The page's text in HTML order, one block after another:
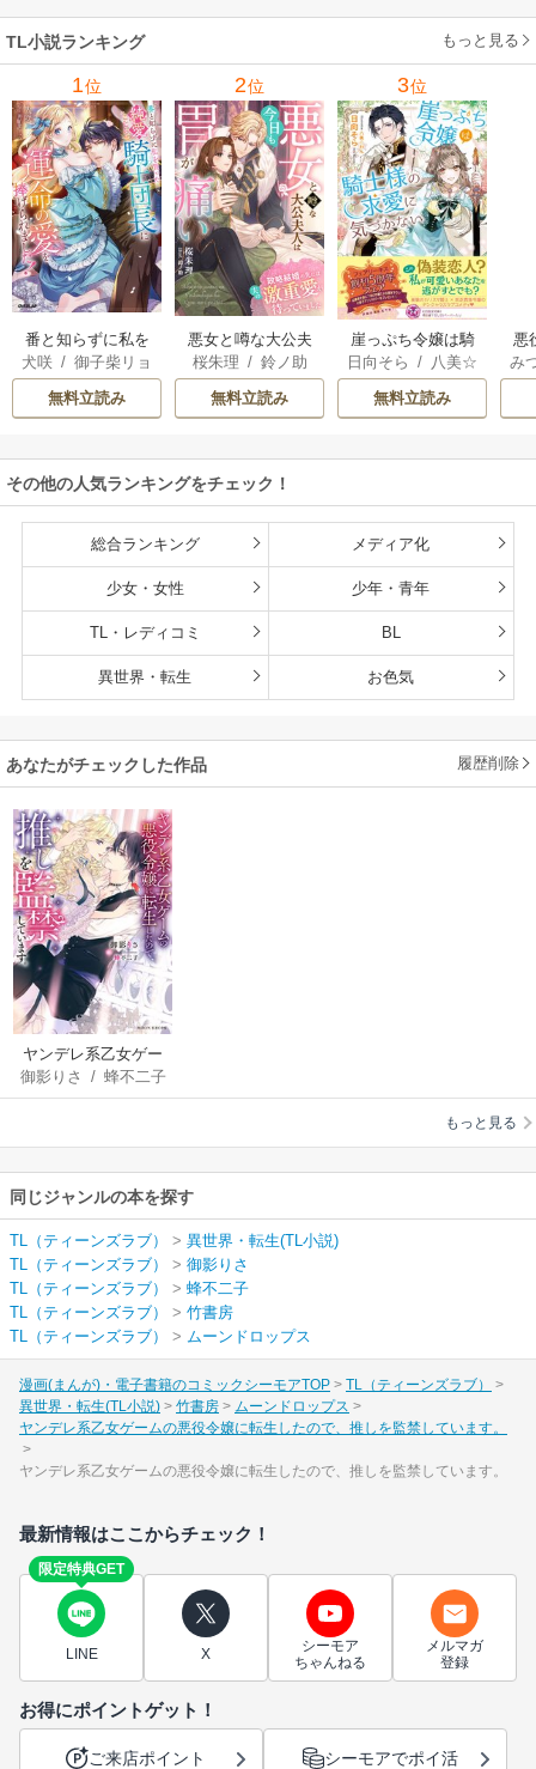
巻
TL小説ランキング もっと見る
1位
番と知らずに私を
買った純愛こじら
せ騎士団長に運命
の愛を捧げられま
犬咲 /御子柴リョ
ウ
無料立読み
2位
悪女と噂な大公夫
人は今日も胃が痛
い～政略結婚の先
には夫の激重愛が
桜朱理 / 鈴ノ助
無料立読み
3位
崖っぷち令嬢は騎
士様の求愛に気づ
かない【初回限定S
S付】【イラスト
日向そら / 八美☆
わん
無料立読み
悪
の
み
その他の人気ランキングをチェック！
総合ランキング メディア化
少女・女性 少年・青年
TL・レディコミ BL
異世界・転生 お色気
あなたがチェックした作品 履歴削除
ヤンデレ系乙女ゲー
ムの悪役令嬢に転生
したので、推しを監
御影りさ / 蜂不二子
もっと見る
同じジャンルの本を探す
TL（ティーンズラブ） > 異世界・転生(TL小説)
TL（ティーンズラブ）
> 御影りさ
TL（ティーンズラブ）
> 蜂不二子
TL（ティーンズラブ）
> 竹書房
TL（ティーンズラブ）
> ムーンドロップス
漫画(まんが)・電子書籍のコミックシーモアTOP
TL（ティーンズラブ）
異世界・転生(TL小説)
竹書房
ムーンドロップス
ヤンデレ系乙女ゲームの悪役令嬢に転生したので、推しを監禁しています。
ヤンデレ系乙女ゲームの悪役令嬢に転生したので、推しを監禁しています。
最新情報はここからチェック！
限定特典GET
LINE X
シーモア
ちゃんねる
メルマガ
登録
お得にポイントゲット！
ご来店ポイント シーモアでポイ活